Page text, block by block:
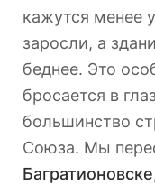
кажутся менее
заросли, а
беднее. Это
бросается в
большинство
Союза. Мы
Багратионовске